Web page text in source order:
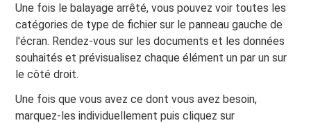
Une fois le balayage arrêté, vous pouvez voir toutes les
catégories de type de fichier sur le panneau gauche de
l'écran. Rendez-vous sur les documents et les données
souhaités et prévisualisez chaque élément un par un sur
le côté droit.
Une fois que vous avez ce dont vous avez besoin,
marquez-les individuellement puis cliquez sur